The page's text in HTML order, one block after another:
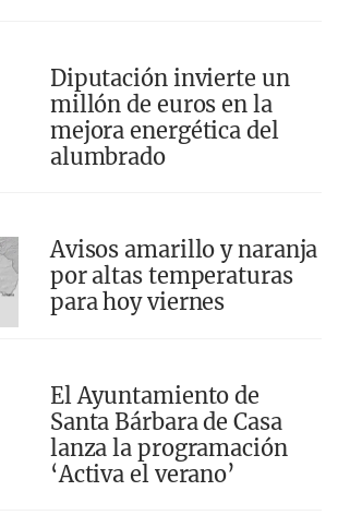
Diputación invierte un
millón de euros en la
mejora energética del
alumbrado
Avisos amarillo y naranja
por altas temperaturas
para hoy viernes
El Ayuntamiento de
Santa Bárbara de Casa
lanza la programación
‘Activa el verano’